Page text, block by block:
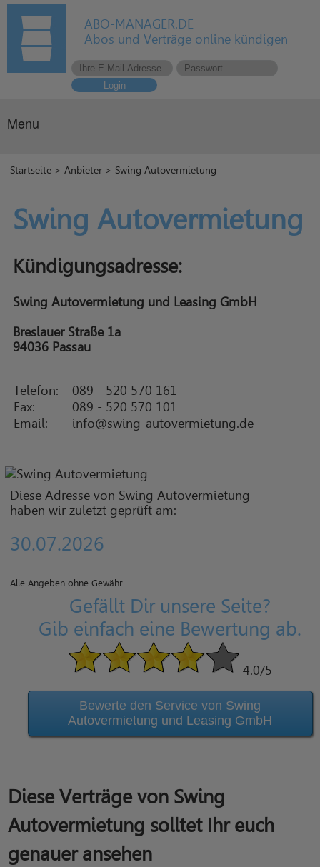
ABO-MANAGER.DE
Abos und Verträge online kündigen
Login
Menu
Startseite >Anbieter > Swing Autovermietung
Swing Autovermietung
Kündigungsadresse:
Swing Autovermietung und Leasing GmbH
Breslauer Straße 1a
94036 Passau
Telefon:
089 - 520 570 161
Fax:
089 - 520 570 101
Email:
info@swing-autovermietung.de
Diese Adresse von Swing Autovermietung
haben wir zuletzt geprüft am:
30.07.2026
Alle Angeben ohne Gewähr
Gefällt Dir unsere Seite?
Gib einfach eine Bewertung ab.
4.0/5
Bewerte den Service von Swing
Autovermietung und Leasing GmbH
Diese Verträge von Swing
Autovermietung solltet Ihr euch
genauer ansehen